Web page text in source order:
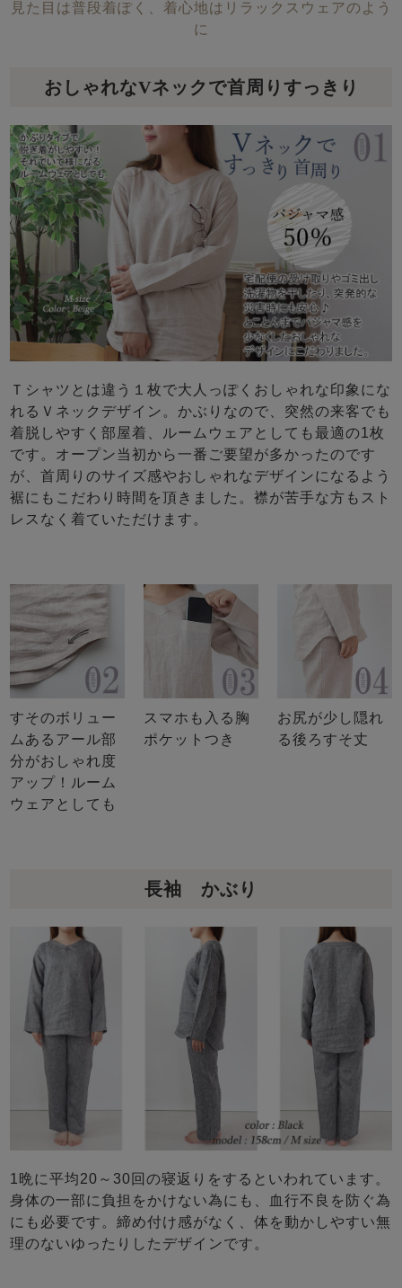
見た目は普段着ぽく、着心地はリラックスウェアのよう
に
おしゃれなVネックで首周りすっきり
Ｔシャツとは違う１枚で大人っぽくおしゃれな印象にな
れるＶネックデザイン。かぶりなので、突然の来客でも
着脱しやすく部屋着、ルームウェアとしても最適の1枚
です。オープン当初から一番ご要望が多かったのです
が、首周りのサイズ感やおしゃれなデザインになるよう
裾にもこだわり時間を頂きました。襟が苦手な方もスト
レスなく着ていただけます。
すそのボリュー
ムあるアール部
分がおしゃれ度
アップ！ルーム
ウェアとしても
スマホも入る胸
ポケットつき
お尻が少し隠れ
る後ろすそ丈
長袖 かぶり
1晩に平均20～30回の寝返りをするといわれています。
身体の一部に負担をかけない為にも、血行不良を防ぐ為
にも必要です。締め付け感がなく、体を動かしやすい無
理のないゆったりしたデザインです。